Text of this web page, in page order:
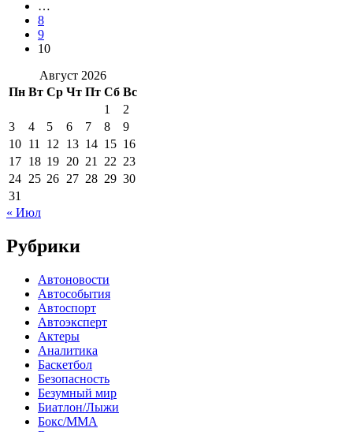
…
8
9
10
Август 2026
Пн Вт Ср Чт Пт Сб Вс
1
2
3
4 5 6 7 8
9
10 11 12 13 14 15 16
17 18 19 20 21 22 23
24 25 26 27 28 29 30
31
« Июл
Рубрики
Автоновости
Автособытия
Автоспорт
Автоэксперт
Актеры
Аналитика
Баскетбол
Безопасность
Безумный мир
Биатлон/Лыжи
Бокс/MMA